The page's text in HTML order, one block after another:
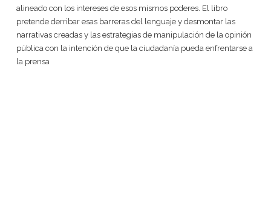
alineado con los intereses de esos mismos poderes. El libro
pretende derribar esas barreras del lenguaje y desmontar las
narrativas creadas y las estrategias de manipulación de la opinión
pública con la intención de que la ciudadanía pueda enfrentarse a
la prensa